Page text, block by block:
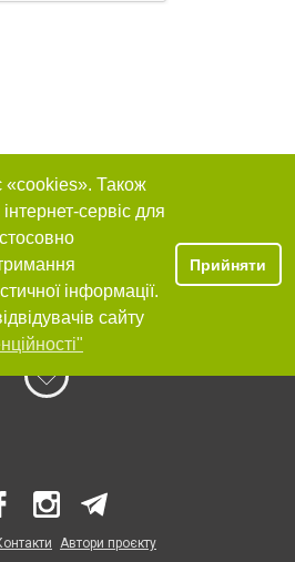
«cookies». Також
сервіс для
інформації.
сайту
Прийняти
Автори проєкту